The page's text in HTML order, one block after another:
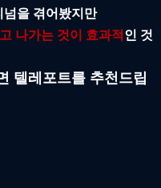
넘을 겪어봤지만
나가는 것이 효과적 인 것
텔레포트를 추천드립